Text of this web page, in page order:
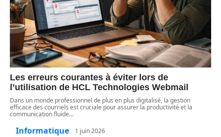
Les erreurs courantes à éviter lors de
l’utilisation de HCL Technologies Webmail
Dans un monde professionnel de plus en plus digitalisé, la gestion
efficace des courriels est cruciale pour assurer la productivité et la
communication fluide…
Informatique 1 juin 2026